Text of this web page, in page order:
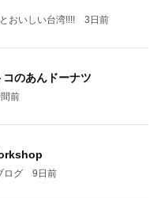
おいしい台湾!!!! 3日前
のあんドーナツ
前
ログ 9日前